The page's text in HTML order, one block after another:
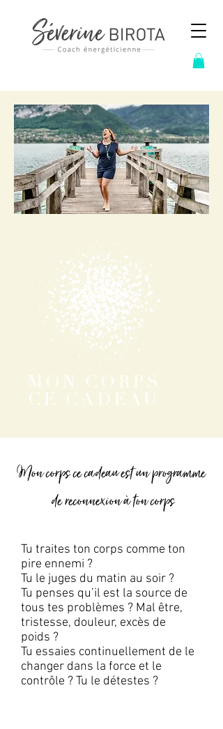
MON CORPS
CE CADEAU
Mon corps ce cadeau est un programme
de reconnexion à ton corps
Tu traites ton corps comme ton
pire ennemi ?
Tu le juges du matin au soir ?
Tu penses qu’il est la source de
tous tes problèmes ? Mal être,
tristesse, douleur, excès de
poids ?
Tu essaies continuellement de le
changer dans la force et le
contrôle ? Tu le détestes ?